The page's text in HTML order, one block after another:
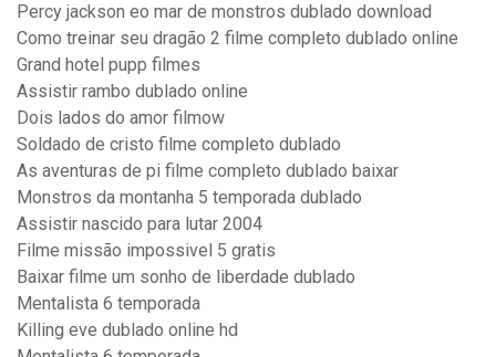
Percy jackson eo mar de monstros dublado download
Como treinar seu dragão 2 filme completo dublado online
Grand hotel pupp filmes
Assistir rambo dublado online
Dois lados do amor filmow
Soldado de cristo filme completo dublado
As aventuras de pi filme completo dublado baixar
Monstros da montanha 5 temporada dublado
Assistir nascido para lutar 2004
Filme missão impossivel 5 gratis
Baixar filme um sonho de liberdade dublado
Mentalista 6 temporada
Killing eve dublado online hd